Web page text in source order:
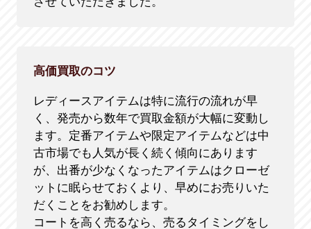
高価買取のコツ
レディースアイテムは特に流行の流れが早
く、発売から数年で買取金額が大幅に変動し
ます。定番アイテムや限定アイテムなどは中
古市場でも人気が長く続く傾向にあります
が、出番が少なくなったアイテムはクローゼ
ットに眠らせておくより、早めにお売りいた
だくことをお勧めします。
コートを高く売るなら、売るタイミングをし